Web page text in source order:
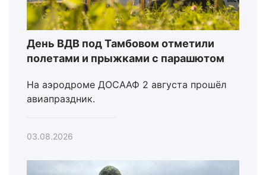
День ВДВ под Тамбовом отметили
полетами и прыжками с парашютом
На аэродроме ДОСААФ 2 августа прошёл
авиапраздник.
03.08.2026